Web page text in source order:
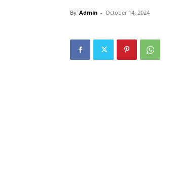
By Admin - October 14, 2024